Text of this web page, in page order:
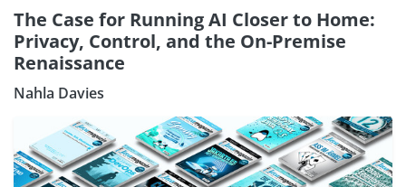
The Case for Running AI Closer to Home:
Privacy, Control, and the On-Premise
Renaissance
Nahla Davies